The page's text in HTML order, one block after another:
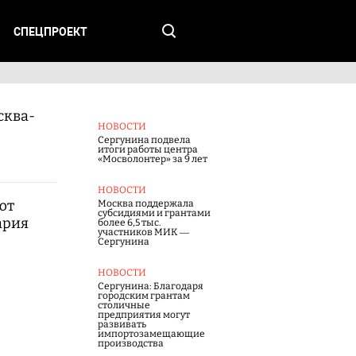
СПЕЦПРОЕКТ
НОВОСТИ
Сергунина подвела
итоги работы центра
«Мосволонтер» за 9 лет
НОВОСТИ
Москва поддержала
субсидиями и грантами
более 6,5 тыс.
участников МИК —
Сергунина
НОВОСТИ
Сергунина: Благодаря
городским грантам
столичные
предприятия могут
развивать
импортозамещающие
производства